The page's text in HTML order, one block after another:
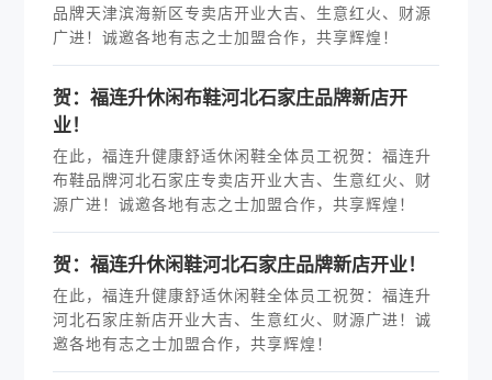
品牌天津滨海新区专卖店开业大吉、生意红火、财源
广进！诚邀各地有志之士加盟合作，共享辉煌！
贺：福连升休闲布鞋河北石家庄品牌新店开
业！
在此，福连升健康舒适休闲鞋全体员工祝贺：福连升
布鞋品牌河北石家庄专卖店开业大吉、生意红火、财
源广进！诚邀各地有志之士加盟合作，共享辉煌！
贺：福连升休闲鞋河北石家庄品牌新店开业！
在此，福连升健康舒适休闲鞋全体员工祝贺：福连升
河北石家庄新店开业大吉、生意红火、财源广进！诚
邀各地有志之士加盟合作，共享辉煌！